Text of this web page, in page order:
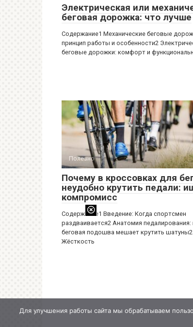
Электрическая или
беговая дорожка: что лучше
Содержание1 Механические беговые
принцип работы и особенности2
беговые дорожки: комфорт и
Полезно
Почему в кроссовках для
неудобно крутить педали:
компромисс
Содержание1 Введение: Когда спортсмен
раздваивается2 Анатомия педалирования:
беговая подошва мешает крутить
Жёсткость
Для улучшения работы сайта мы обрабатываем